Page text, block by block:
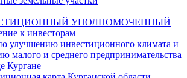
УПОЛНОМОЧЕННЫЙ
к инвесторам
улучшению инвестиционного климата и
малого и среднего предпринимательства
Кургане